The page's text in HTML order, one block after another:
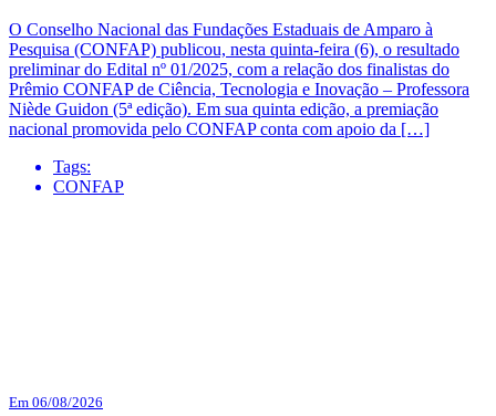
O Conselho Nacional das Fundações Estaduais de Amparo à
Pesquisa (CONFAP) publicou, nesta quinta-feira (6), o resultado
preliminar do Edital nº 01/2025, com a relação dos finalistas do
Prêmio CONFAP de Ciência, Tecnologia e Inovação – Professora
Niède Guidon (5ª edição). Em sua quinta edição, a premiação
nacional promovida pelo CONFAP conta com apoio da […]
Tags:
CONFAP
Em 06/08/2026